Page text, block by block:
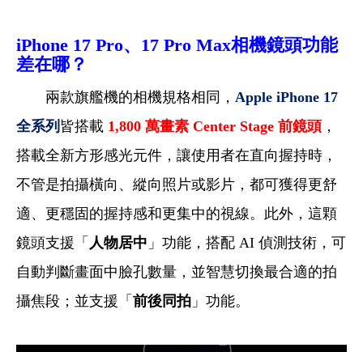
iPhone 17 Pro、17 Pro Max相機鏡頭功能
差在哪？
兩款旗艦機的相機規格相同， Apple iPhone 17
全系列 皆搭載 1,800 萬畫素 Center Stage 前鏡頭 ，
搭載全新方形感光元件，讓使用者在直向握持時，
不管是拍攝橫向、縱向照片或影片，都可獲得更舒
適、更穩固的握持感和更集中的視線。此外，這顆
鏡頭支援「 人物居中 」功能，搭配 AI 偵測技術，可
自動判斷畫面中臉孔數量，並智慧切換最合適的拍
攝焦段；並支援「 前後同拍 」功能。